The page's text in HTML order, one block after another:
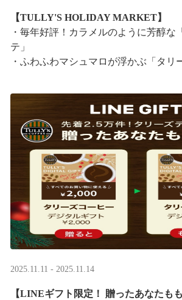
【TULLY'S HOLIDAY MARKET】
・毎年好評！カラメルのように芳醇な
テ」
・ふわふわマシュマロが浮かぶ「タリ
特別なドリンクと一緒に、クリスマス
ださい。
2025.11.11 - 2025.11.14
【LINEギフト限定！ 贈ったあなたも